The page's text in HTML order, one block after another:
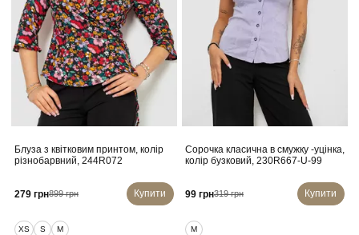
Блуза з квітковим принтом, колір
різнобарвний, 244R072
279 грн899 грн Купити
XS S M
Сорочка класична в смужку -уцінка,
колір бузковий, 230R667-U-99
99 грн319 грн Купити
M